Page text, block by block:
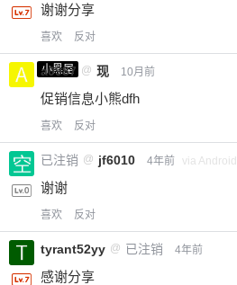
谢谢分享
喜欢 反对
小黑屋
a0987 @ 现 10月前
促销信息小熊dfh
喜欢 反对
已注销 @ jf6010 4年前 via Android
谢谢
喜欢 反对
tyrant52yy @ 已注销 4年前
感谢分享